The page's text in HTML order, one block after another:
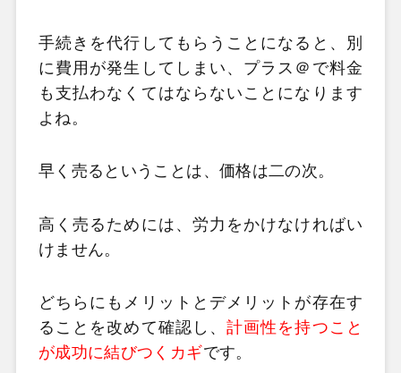
手続きを代行してもらうことになると、別
に費用が発生してしまい、プラス＠で料金
も支払わなくてはならないことになります
よね。
早く売るということは、価格は二の次。
高く売るためには、労力をかけなければい
けません。
どちらにもメリットとデメリットが存在す
ることを改めて確認し、計画性を持つこと
が成功に結びつくカギです。